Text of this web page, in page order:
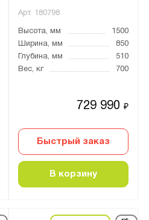
Арт. 180798
Высота, мм
1500
Ширина, мм
850
Глубина, мм
510
Вес, кг
700
729 990₽
Быстрый заказ
В корзину